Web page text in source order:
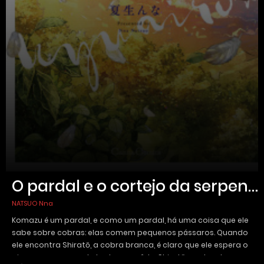
O pardal e o cortejo da serpente
NATSUO Nna
Komazu é um pardal, e como um pardal, há uma coisa que ele
sabe sobre cobras: elas comem pequenos pássaros. Quando
ele encontra Shiratō, a cobra branca, é claro que ele espera o
pior — mas em vez de tentar comê-lo, Shiratō o salva de uma